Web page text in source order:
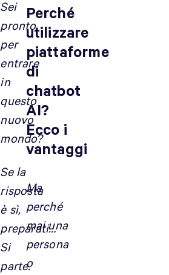
Sei
pronto
per
entrare
in
questo
nuovo
mondo?
Se la
risposta
è sì,
preparati…
Si
parte.
Perché
utilizzare
piattaforme
di
chatbot
AI?
Ecco i
vantaggi
Ma
perché
mai una
persona
o